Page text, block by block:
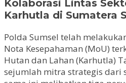
Kolaborasi Lintas
Karhutla di Sumatera
Polda Sumsel telah
Nota Kesepahaman (MoU)
Hutan dan Lahan (Karhutla)
sejumlah mitra strategis dari